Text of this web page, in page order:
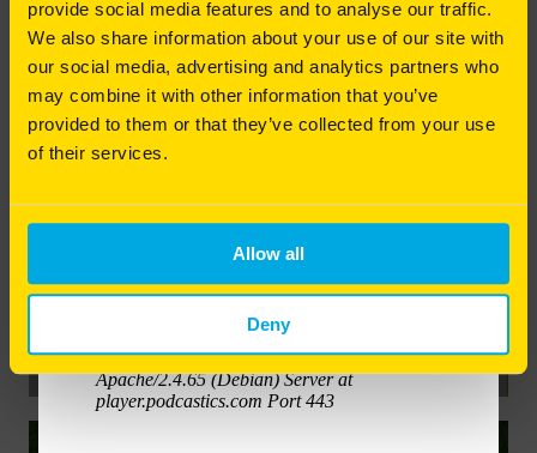
provide social media features and to analyse our traffic.
We also share information about your use of our site with
our social media, advertising and analytics partners who
may combine it with other information that you’ve
provided to them or that they’ve collected from your use
of their services.
Allow all
Deny
sortie de l'hiver
et de la fertilisation.
Pourquoi et comment intervenir mécaniquement
pour redonner vie à votre pelouse ? Alexis Neveu
vous explique les gestes techniques indispensables
pour entretenir un gazon sain et durable.
Bonne écoute à toutes et à tous !